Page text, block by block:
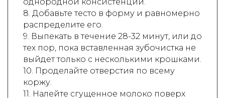
8. Добавьте тесто в форму и равномерно
распределите его.
9. Выпекать в течение 28-32 минут, или до
тех пор, пока вставленная зубочистка не
выйдет только с несколькими крошками.
10. Проделайте отверстия по всему
коржу.
11. Налейте сгущенное молоко поверх